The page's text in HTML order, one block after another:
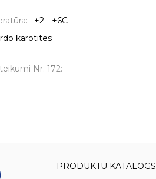
+2 - +6C
karotītes
Nr. 172:
PRODUKTU KATALOGS